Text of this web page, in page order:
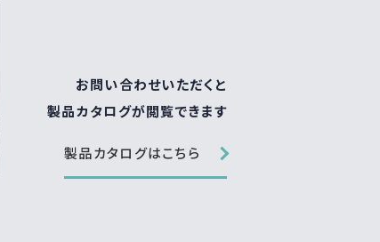
お問い合わせいただくと
製品カタログが閲覧できます
製品カタログはこちら